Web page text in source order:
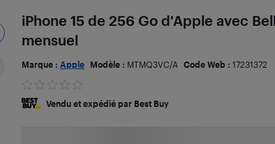
iPhone 15 de 256 Go d'Apple avec
mensuel
Marque : Apple Modèle : MTMQ3VC/A Code Web : 17231372
Vendu et expédié par Best Buy